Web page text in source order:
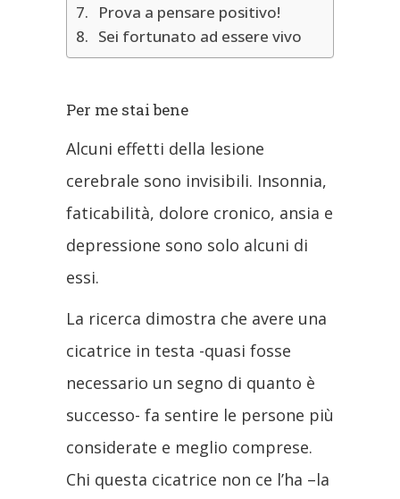
Prova a pensare positivo!
Sei fortunato ad essere vivo
Per me stai bene
Alcuni effetti della lesione
cerebrale sono invisibili. Insonnia,
faticabilità, dolore cronico, ansia e
depressione sono solo alcuni di
essi.
La ricerca dimostra che avere una
cicatrice in testa -quasi fosse
necessario un segno di quanto è
successo- fa sentire le persone più
considerate e meglio comprese.
Chi questa cicatrice non ce l’ha –la